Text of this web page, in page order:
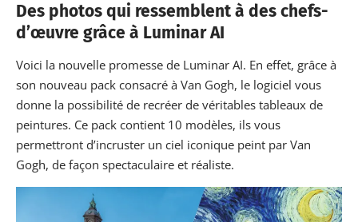
Des photos qui ressemblent à des chefs-
d’œuvre grâce à Luminar AI
Voici la nouvelle promesse de Luminar AI. En effet, grâce à
son nouveau pack consacré à Van Gogh, le logiciel vous
donne la possibilité de recréer de véritables tableaux de
peintures. Ce pack contient 10 modèles, ils vous
permettront d’incruster un ciel iconique peint par Van
Gogh, de façon spectaculaire et réaliste.